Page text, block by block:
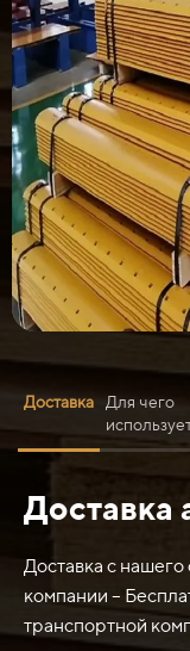
Доставка
Для чего
Доставка
Доставка с
компании –
транспортной
Нож средний
прямой) импорт
используется в
областях для
несколько